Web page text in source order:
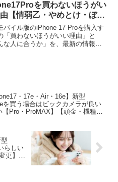
を買わないほうがい
【情弱乙・やめとけ・ぼっ
】
バイル版のiPhone 17 Proを購入す
「買わないほうがいい理由」と
な人に合うか」を、最新の情報を
・17e・Air・16e】新型
を買う場合はビックカメラが良い
【Pro・ProMAX】【頭金・機種変
らしい
更】